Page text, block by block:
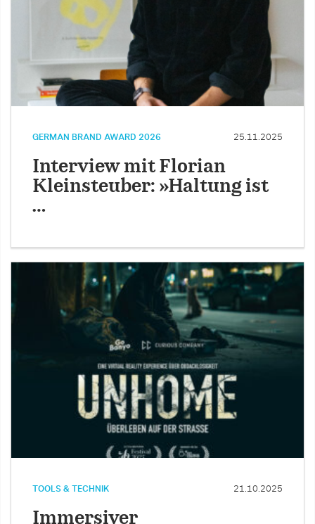
GERMAN BRAND AWARD 2026 25.11.2025
Interview mit Florian
Kleinsteuber: »Haltung ist
…
TOOLS & TECHNIK 21.10.2025
Immersiver